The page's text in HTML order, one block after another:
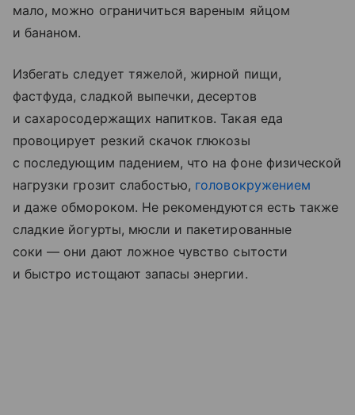
мало, можно ограничиться вареным яйцом
и бананом.
Избегать следует тяжелой, жирной пищи,
фастфуда, сладкой выпечки, десертов
и сахаросодержащих напитков. Такая еда
провоцирует резкий скачок глюкозы
с последующим падением, что на фоне физической
нагрузки грозит слабостью, головокружением
и даже обмороком. Не рекомендуются есть также
сладкие йогурты, мюсли и пакетированные
соки — они дают ложное чувство сытости
и быстро истощают запасы энергии.